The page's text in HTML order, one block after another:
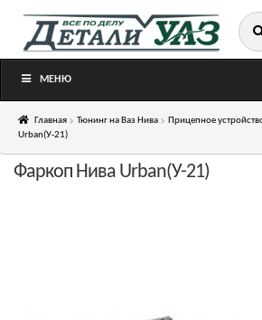
Перейти
Перейти
МЕНЮ
Главная Тюнинг на Ваз Нива Прицепное
Urban(У-21)
Фаркоп Нива Urban(У-21)